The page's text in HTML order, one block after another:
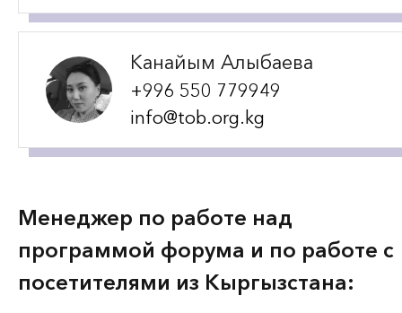
Канайым Алыбаева
+996 550 779949
info@tob.org.kg
Менеджер по работе над
программой форума и по работе с
посетителями из Кыргызстана: